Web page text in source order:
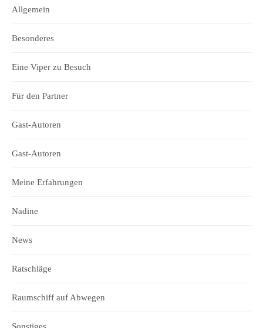
Allgemein
Besonderes
Eine Viper zu Besuch
Für den Partner
Gast-Autoren
Gast-Autoren
Meine Erfahrungen
Nadine
News
Ratschläge
Raumschiff auf Abwegen
Sonstiges